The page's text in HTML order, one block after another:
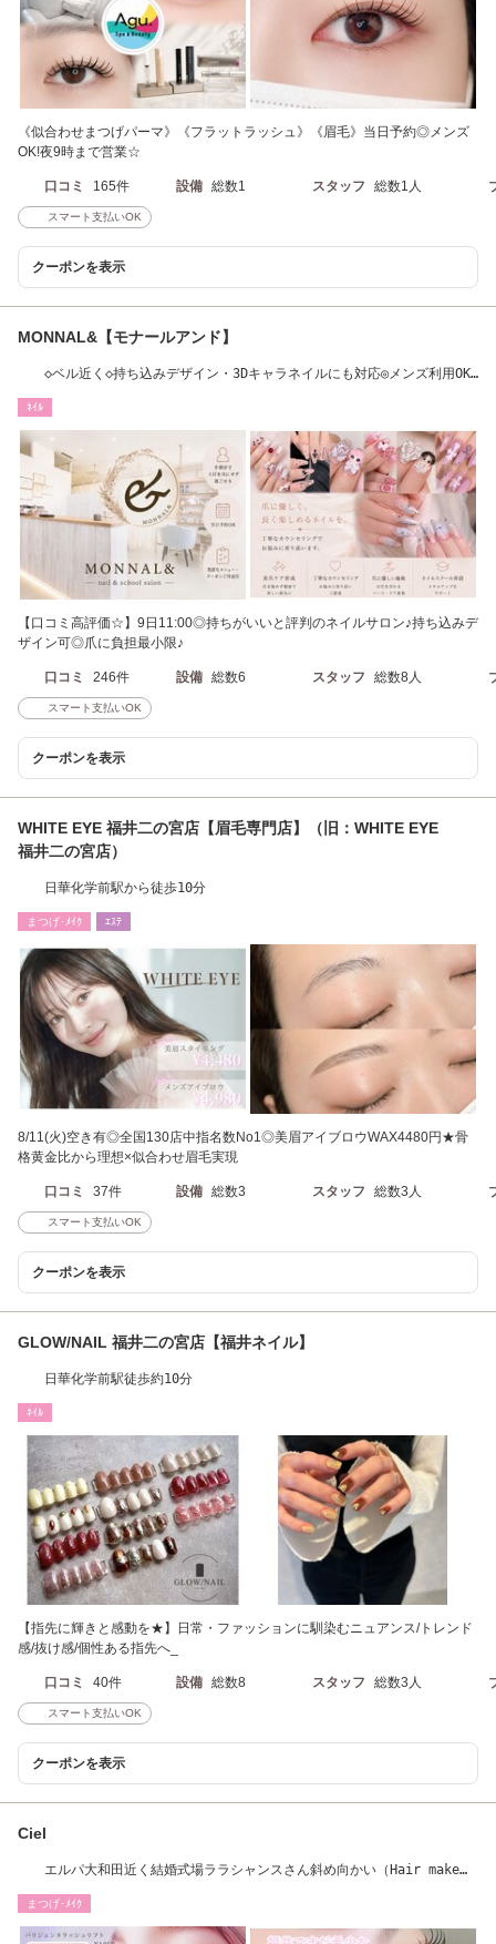
《似合わせまつげパーマ》《フラットラッシュ》《眉毛》当日予約◎メンズ
OK!夜9時まで営業☆
口コミ 165件 設備 総数1 スタッフ 総数1人
スマート支払いOK
クーポンを表示
MONNAL&【モナールアンド】
◇ベル近く◇持ち込みデザイン・3Dキャラネイルにも対応◎メンズ利用OK◆
ﾈｲﾙ
【口コミ高評価☆】9日11:00◎持ちがいいと評判のネイルサロン♪持ち込みデ
ザイン可◎爪に負担最小限♪
口コミ 246件 設備 総数6 スタッフ 総数8人
スマート支払いOK
クーポンを表示
WHITE EYE 福井二の宮店【眉毛専門店】（旧：WHITE EYE
福井二の宮店）
日華化学前駅から徒歩10分
まつげ･ﾒｲｸ ｴｽﾃ
8/11(火)空き有◎全国130店中指名数No1◎美眉アイブロウWAX4480円★骨
格黄金比から理想×似合わせ眉毛実現
口コミ 37件 設備 総数3 スタッフ 総数3人
スマート支払いOK
クーポンを表示
GLOW/NAIL 福井二の宮店【福井ネイル】
日華化学前駅徒歩約10分
ﾈｲﾙ
【指先に輝きと感動を★】日常・ファッションに馴染むニュアンス/トレンド
感/抜け感/個性ある指先へ_
口コミ 40件 設備 総数8 スタッフ 総数3人
スマート支払いOK
クーポンを表示
Ciel
エルパ大和田近く結婚式場ララシャンスさん斜め向かい（Hair make
まつげ･ﾒｲｸ